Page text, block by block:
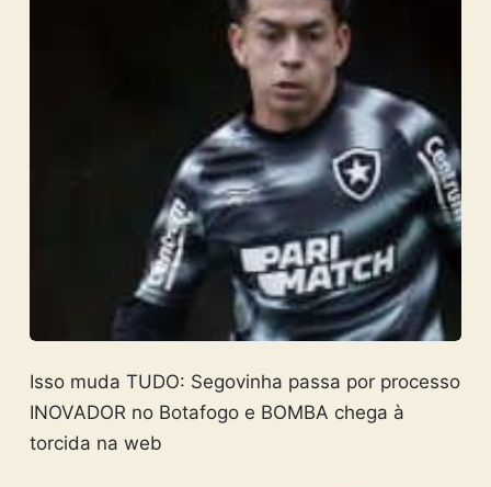
Isso muda TUDO: Segovinha passa por processo
INOVADOR no Botafogo e BOMBA chega à
torcida na web